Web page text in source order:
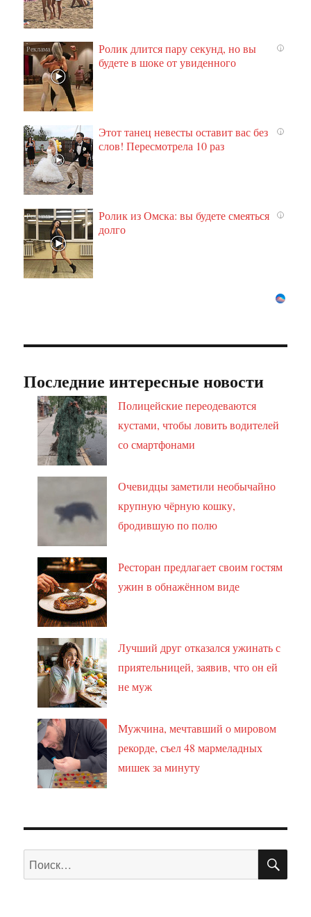
i
Ролик длится пару секунд, но вы
будете в шоке от увиденного
i
Этот танец невесты оставит вас без
слов! Пересмотрела 10 раз
i
Ролик из Омска: вы будете смеяться
долго
Последние интересные новости
Полицейские переодеваются
кустами, чтобы ловить водителей
со смартфонами
Очевидцы заметили необычайно
крупную чёрную кошку,
бродившую по полю
Ресторан предлагает своим гостям
ужин в обнажённом виде
Лучший друг отказался ужинать с
приятельницей, заявив, что он ей
не муж
Мужчина, мечтавший о мировом
рекорде, съел 48 мармеладных
мишек за минуту
Искать: